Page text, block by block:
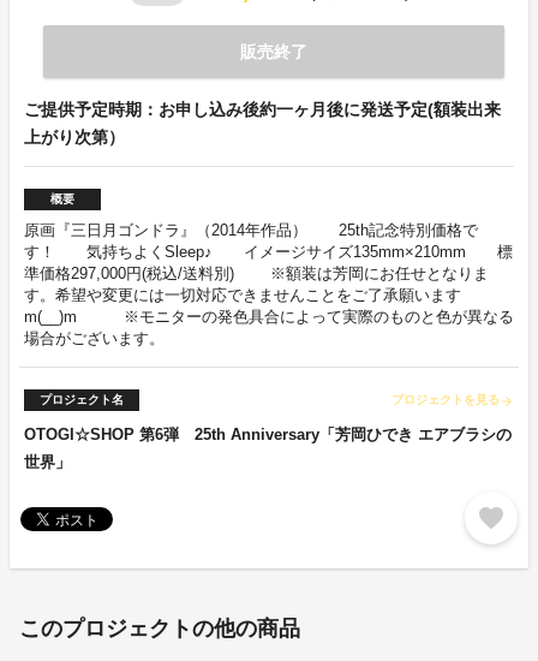
販売終了
ご提供予定時期：お申し込み後約一ヶ月後に発送予定(額装出来
上がり次第）
概要
原画『三日月ゴンドラ』（2014年作品） 25th記念特別価格で
す！ 気持ちよくSleep♪ イメージサイズ135mm×210mm 標
準価格297,000円(税込/送料別) ※額装は芳岡にお任せとなりま
す。希望や変更には一切対応できませんことをご了承願います
m(__)m ※モニターの発色具合によって実際のものと色が異なる
場合がございます。
プロジェクト名 プロジェクトを見る arrow_forward
OTOGI☆SHOP 第6弾 25th Anniversary「芳岡ひでき エアブラシの
世界」
favorite
このプロジェクトの他の商品